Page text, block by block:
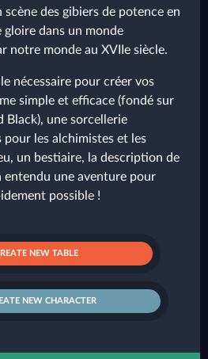
des gibiers de potence en
dans un monde
notre monde au XVIIe siècle.
nécessaire pour créer vos
simple et efficace (fondé sur
Black), une sorcellerie
pour les alchimistes et les
un bestiaire, la description de
entendu une aventure pour
possible !
NEW TABLE
NEW CHARACTER